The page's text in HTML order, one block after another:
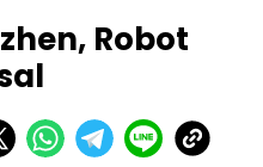
Robot